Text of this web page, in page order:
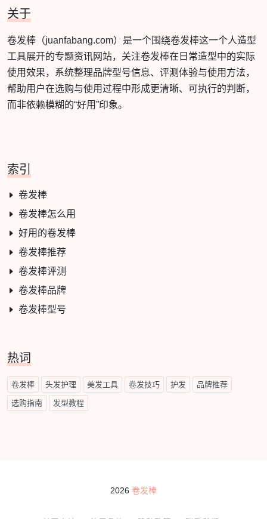
关于
卷发棒（juanfabang.com）是一个围绕卷发棒这一个人造型
工具展开的专题资讯网站，关注卷发棒在日常造型中的实际
使用效果，系统整理品牌型号信息、评测体验与使用方法，
帮助用户在选购与使用过程中形成更清晰、可执行的判断，
而非依赖模糊的“好用”印象。
索引
卷发棒
卷发棒怎么用
好用的卷发棒
卷发棒推荐
卷发棒评测
卷发棒品牌
卷发棒型号
热词
卷发棒 头发护理 美发工具 卷发技巧 护发 品牌推荐
选购指南 发型教程
2026 卷发棒